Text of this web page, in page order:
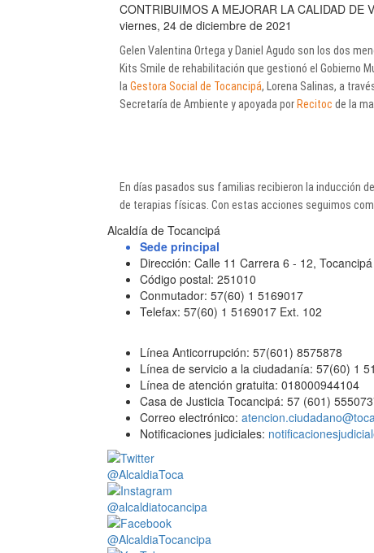
CONTRIBUIMOS A MEJORAR LA CALIDAD DE
viernes, 24 de diciembre de 2021
Gelen Valentina Ortega y Daniel Agudo son los dos
Kits Smile de rehabilitación que gestionó el Gobierno
la Gestora Social de Tocancipá, Lorena Salinas, a
Secretaría de Ambiente y apoyada por Recitoc de la
En días pasados sus familias recibieron la inducción
de terapias físicas. Con estas acciones seguimos
Alcaldía de Tocancipá
Sede principal
Dirección: Calle 11 Carrera 6 - 12,
Código postal: 251010
Conmutador: 57(60) 1 5169017
Telefax: 57(60) 1 5169017 Ext. 102
Línea Anticorrupción: 57(601) 8575878
Línea de servicio a la ciudadanía: 57(60) 1
Línea de atención gratuita: 018000944104
Casa de Justicia Tocancipá: 57 (601)
Correo electrónico:
Notificaciones judiciales:
@AlcaldiaToca
@alcaldiatocancipa
@AlcaldiaTocancipa